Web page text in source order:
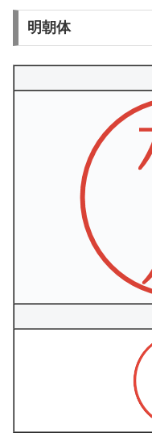
明朝体